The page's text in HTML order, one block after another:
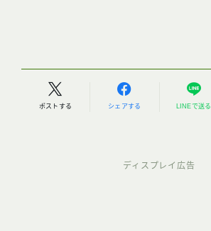
ポストする シェアする LINEで送る
ディスプレイ広告